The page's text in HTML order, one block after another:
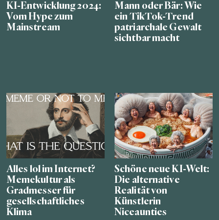
KI-Entwicklung 2024:
Vom Hype zum
Mainstream
Mann oder Bär: Wie
ein TikTok-Trend
patriarchale Gewalt
sichtbar macht
Alles lol im Internet?
Memekultur als
Gradmesser für
gesellschaftliches
Klima
Schöne neue KI-Welt:
Die alternative
Realität von
Künstlerin
Niceaunties